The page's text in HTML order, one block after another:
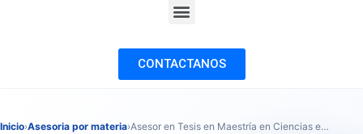
CONTACTANOS
Inicio›Asesoria por materia›Asesor en Tesis en Maestría en Ciencias e…